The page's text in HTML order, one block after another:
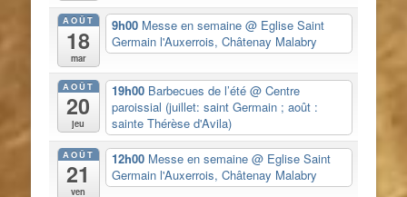
AOÛT
18
mar
9h00 Messe en semaine @ Eglise Saint
Germain l'Auxerrois, Châtenay Malabry
AOÛT
20
jeu
19h00 Barbecues de l’été @ Centre
paroissial (juillet: saint Germain ; août :
sainte Thérèse d'Avila)
AOÛT
21
ven
12h00 Messe en semaine @ Eglise Saint
Germain l'Auxerrois, Châtenay Malabry